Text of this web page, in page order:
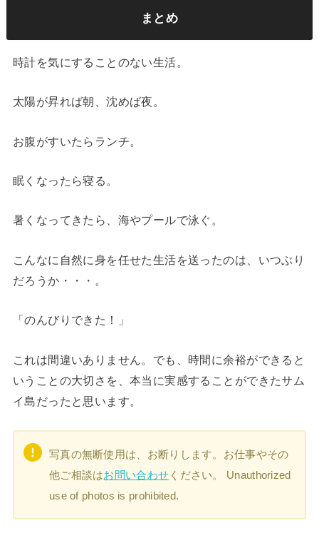
まとめ
時計を気にすることのない生活。
太陽が昇れば朝、沈めば夜。
お腹がすいたらランチ。
眠くなったら寝る。
暑くなってきたら、海やプールで泳ぐ。
こんなに自然に身を任せた生活を送ったのは、いつぶり
だろうか・・・。
「のんびりできた！」
これは間違いありません。でも、時間に余裕ができると
いうことの大切さを、本当に実感することができたサム
イ島だったと思います。
写真の無断使用は、お断りします。お仕事やその
他ご相談はお問い合わせ ください。 Unauthorized
use of photos is prohibited.